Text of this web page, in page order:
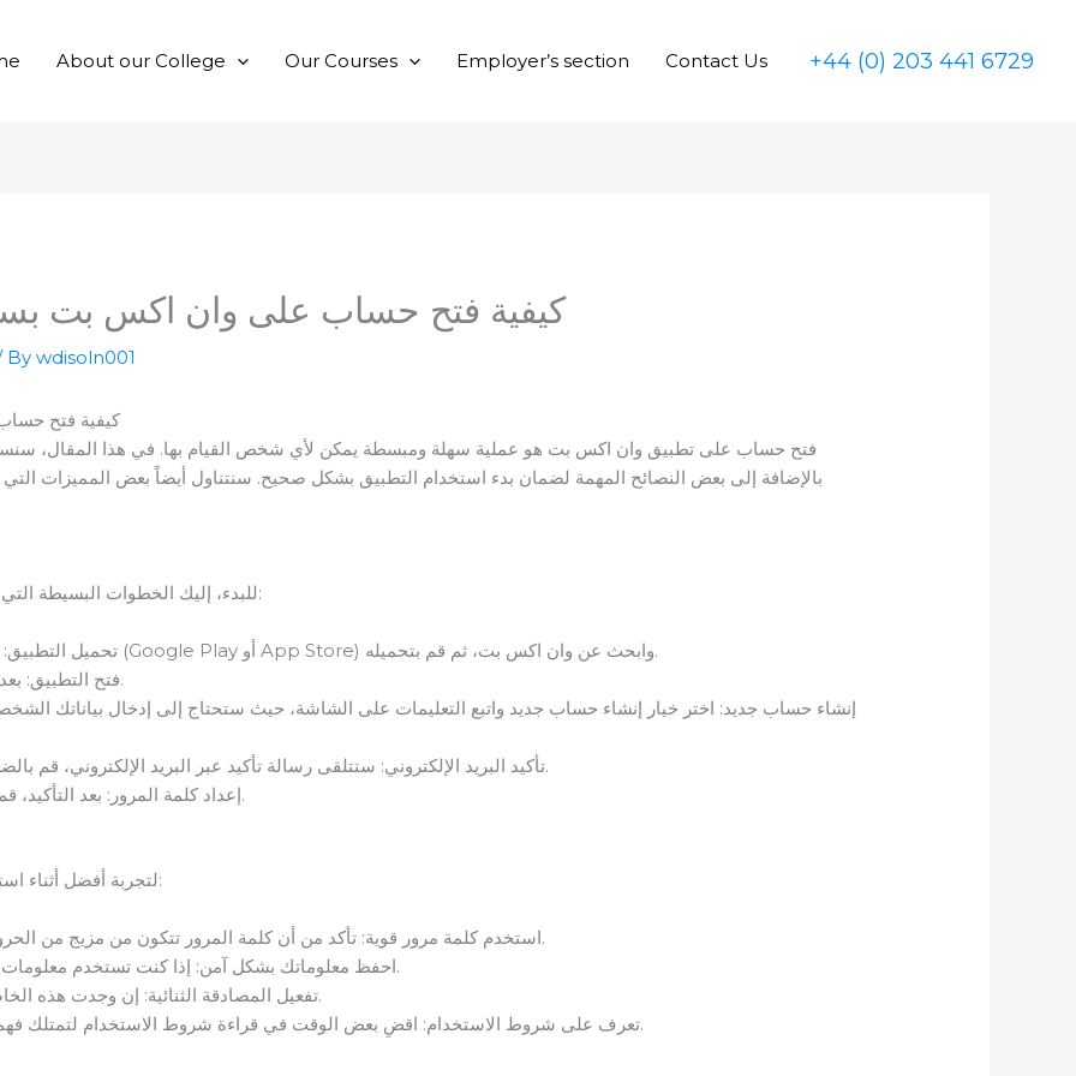
About our College Our Courses Employer’s section Contact Us +44 (0) 203 441 6729
كيفية فتح حساب على وان اكس بت
Bywdisoln001
كيفية فتح
فتح حساب على تطبيق وان اكس بت هو عملية سهلة ومبسطة يمكن لأي شخص القيام بها. في هذا المقال،
بالإضافة إلى بعض النصائح المهمة لضمان بدء استخدام التطبيق بشكل صحيح. سنتناول أيضاً بعض المميزات
للبدء، إليك الخطوات البسيطة التي يمكنك اتباعها لفتح حساب على وان اكس بت:
تحميل التطبيق: توجه إلى متجر التطبيقات على هاتفك (Google Play أو App Store) وابحث عن وان اكس بت، ثم قم بتحميله.
فتح التطبيق: بعد تحميله، قم بفتح التطبيق على جهازك.
إنشاء حساب جديد: اختر خيار إنشاء حساب جديد واتبع التعليمات على الشاشة، حيث ستحتاج إلى إدخال بياناتك
تأكيد البريد الإلكتروني: ستتلقى رسالة تأكيد عبر البريد الإلكتروني، قم بالضغط على الرابط المرفق لتأكيد حسابك.
إعداد كلمة المرور: بعد التأكيد، قم بإعداد كلمة مرور قوية وسهلة الحفظ.
لتجربة أفضل أثناء استخدام وان اكس بت، إليك بعض النصائح الهامة:
استخدم كلمة مرور قوية: تأكد من أن كلمة المرور تتكون من مزيج من الحروف الكبيرة والصغيرة والأرقام والرموز.
احفظ معلوماتك بشكل آمن: إذا كنت تستخدم معلومات حساسة، تأكد من تخزينها بطريقة آمنة.
تفعيل المصادقة الثنائية: إن وجدت هذه الخاصية، قم بتفعيلها لزيادة مستوى الأمان.
تعرف على شروط الاستخدام: اقضِ بعض الوقت في قراءة شروط الاستخدام لتمتلك فهماً واضحاً حول كيفية استخدام التطبيق.